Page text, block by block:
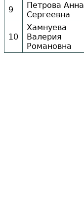
9
Петрова Анна
Сергеевна
10
Хамнуева
Валерия
Романовна